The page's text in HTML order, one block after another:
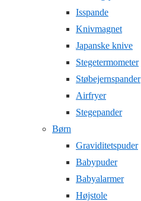
Isspande
Knivmagnet
Japanske knive
Stegetermometer
Støbejernspander
Airfryer
Stegepander
Børn
Graviditetspuder
Babypuder
Babyalarmer
Højstole